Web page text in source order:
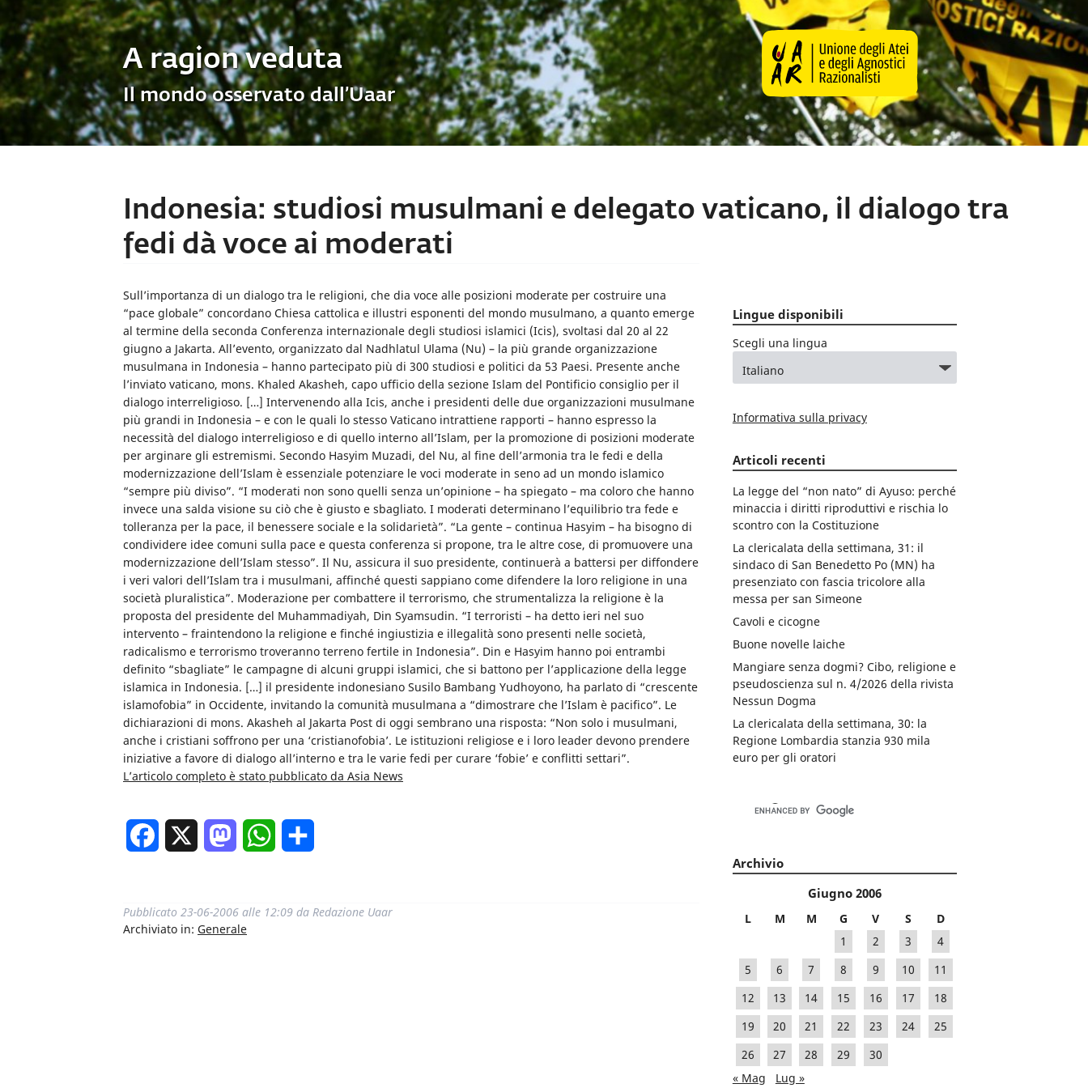
A ragion veduta
Il mondo osservato dall’Uaar
Indonesia: studiosi musulmani e delegato vaticano, il dialogo tra
fedi dà voce ai moderati
Sull’importanza di un dialogo tra le religioni, che dia voce alle posizioni moderate per costruire una
“pace globale” concordano Chiesa cattolica e illustri esponenti del mondo musulmano, a quanto emerge
al termine della seconda Conferenza internazionale degli studiosi islamici (Icis), svoltasi dal 20 al 22
giugno a Jakarta. All’evento, organizzato dal Nadhlatul Ulama (Nu) – la più grande organizzazione
musulmana in Indonesia – hanno partecipato più di 300 studiosi e politici da 53 Paesi. Presente anche
l’inviato vaticano, mons. Khaled Akasheh, capo ufficio della sezione Islam del Pontificio consiglio per il
dialogo interreligioso. […] Intervenendo alla Icis, anche i presidenti delle due organizzazioni musulmane
più grandi in Indonesia – e con le quali lo stesso Vaticano intrattiene rapporti – hanno espresso la
necessità del dialogo interreligioso e di quello interno all’Islam, per la promozione di posizioni moderate
per arginare gli estremismi. Secondo Hasyim Muzadi, del Nu, al fine dell’armonia tra le fedi e della
modernizzazione dell’Islam è essenziale potenziare le voci moderate in seno ad un mondo islamico
“sempre più diviso”. “I moderati non sono quelli senza un’opinione – ha spiegato – ma coloro che hanno
invece una salda visione su ciò che è giusto e sbagliato. I moderati determinano l’equilibrio tra fede e
tolleranza per la pace, il benessere sociale e la solidarietà”. “La gente – continua Hasyim – ha bisogno di
condividere idee comuni sulla pace e questa conferenza si propone, tra le altre cose, di promuovere una
modernizzazione dell’Islam stesso”. Il Nu, assicura il suo presidente, continuerà a battersi per diffondere
i veri valori dell’Islam tra i musulmani, affinché questi sappiano come difendere la loro religione in una
società pluralistica”. Moderazione per combattere il terrorismo, che strumentalizza la religione è la
proposta del presidente del Muhammadiyah, Din Syamsudin. “I terroristi – ha detto ieri nel suo
intervento – fraintendono la religione e finché ingiustizia e illegalità sono presenti nelle società,
radicalismo e terrorismo troveranno terreno fertile in Indonesia”. Din e Hasyim hanno poi entrambi
definito “sbagliate” le campagne di alcuni gruppi islamici, che si battono per l’applicazione della legge
islamica in Indonesia. […] il presidente indonesiano Susilo Bambang Yudhoyono, ha parlato di “crescente
islamofobia” in Occidente, invitando la comunità musulmana a “dimostrare che l’Islam è pacifico”. Le
dichiarazioni di mons. Akasheh al Jakarta Post di oggi sembrano una risposta: “Non solo i musulmani,
anche i cristiani soffrono per una ‘cristianofobia’. Le istituzioni religiose e i loro leader devono prendere
iniziative a favore di dialogo all’interno e tra le varie fedi per curare ‘fobie’ e conflitti settari”.
L’articolo completo è stato pubblicato da Asia News
Facebook MastodonWhatsApp
Pubblicato 23-06-2006 alle 12:09 da Redazione Uaar
Archiviato in: Generale
Lingue disponibili
Scegli una lingua
Informativa sulla privacy
Articoli recenti
La legge del “non nato” di Ayuso: perché
minaccia i diritti riproduttivi e rischia lo
scontro con la Costituzione
La clericalata della settimana, 31: il
sindaco di San Benedetto Po (MN) ha
presenziato con fascia tricolore alla
messa per san Simeone
Cavoli e cicogne
Buone novelle laiche
Mangiare senza dogmi? Cibo, religione e
pseudoscienza sul n. 4/2026 della rivista
Nessun Dogma
La clericalata della settimana, 30: la
Regione Lombardia stanzia 930 mila
euro per gli oratori
Archivio
Giugno 2006
L M M G V S
D
1
2 3
4
5
6 7 8 9 10
11
12
13 14 15 16 17
18
19
20 21 22 23 24
25
26
27 28 29
30
« Mag
Lug »